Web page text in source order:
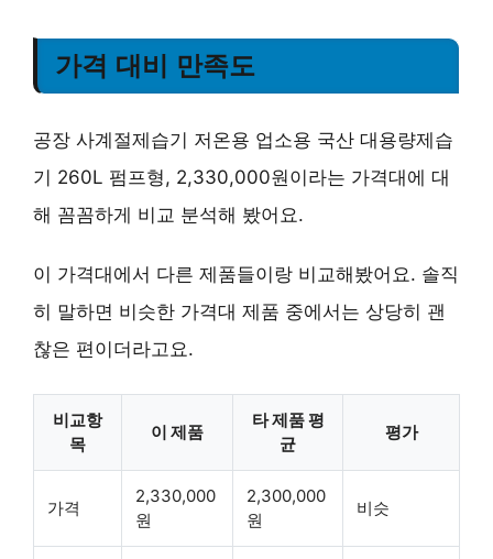
가격 대비 만족도
공장 사계절제습기 저온용 업소용 국산 대용량제습
기 260L 펌프형, 2,330,000원이라는 가격대에 대
해 꼼꼼하게 비교 분석해 봤어요.
이 가격대에서 다른 제품들이랑 비교해봤어요. 솔직
히 말하면 비슷한 가격대 제품 중에서는 상당히 괜
찮은 편이더라고요.
비교항
목
이 제품
타 제품 평
균
평가
가격
2,330,000
원
2,300,000
원
비슷